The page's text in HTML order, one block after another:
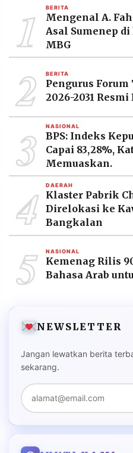
PRAMUDITA
2026
PT.
MEDIA
PRAMUDITA
1 BERITA
Mengenal A.
Asal Sumenep
MBG
2 BERITA
Pengurus Forum
2026-2031
3 NASIONAL
BPS: Indeks
Capai 83,28%,
Memuaskan.
4 DAERAH
Klaster Pabrik
Direlokasi ke
Bangkalan
5 NASIONAL
Kemenag Rilis
Bahasa Arab
NEWSLETTER
Jangan lewatkan berita
sekarang.